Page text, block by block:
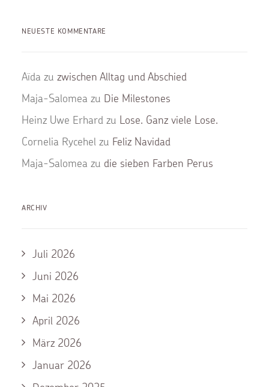
NEUESTE KOMMENTARE
Aïda zu zwischen Alltag und Abschied
Maja-Salomea zu Die Milestones
Heinz Uwe Erhard zu Lose. Ganz viele Lose.
Cornelia Rycehel zu Feliz Navidad
Maja-Salomea zu die sieben Farben Perus
ARCHIV
Juli 2026
Juni 2026
Mai 2026
April 2026
März 2026
Januar 2026